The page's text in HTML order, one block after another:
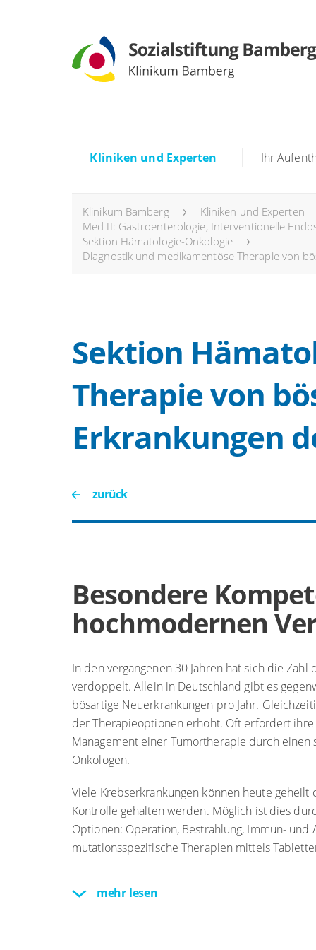
Kliniken und Experten Ihr
Klinikum Bamberg
Kliniken und Experten
Med II: Gastroenterologie, Interventionelle
Sektion Hämatologie-Onkologie
Diagnostik und medikamentöse Therapie von
Sektion
Therapie von
Erkrankungen
zurück
Besondere
hochmodernen
In den vergangenen 30 Jahren hat sich die Zahl
verdoppelt. Allein in Deutschland gibt es
bösartige Neuerkrankungen pro Jahr.
der Therapieoptionen erhöht. Oft erfordert ihre
Management einer Tumortherapie durch einen
Onkologen.
Viele Krebserkrankungen können heute geheilt
Kontrolle gehalten werden. Möglich ist dies
Optionen: Operation, Bestrahlung, Immun-
mutationsspezifische Therapien mittels
mehr lesen